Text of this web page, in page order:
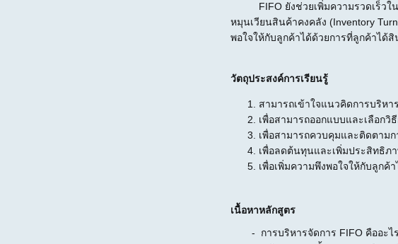
FIFO ยังช่วยเพิ่มความรวดเร็วในกิ
หมุนเวียนสินค้าคงคลัง (Inventory
พอใจให้กับลูกค้าได้ด้วยการที่ลูกค้าได้
วัตถุประสงค์การเรียนรู้
สามารถเข้าใจแนวคิดการบริห
เพื่อสามารถออกแบบและเลือกวิ
เพื่อสามารถควบคุมและติดตาม
เพื่อลดต้นทุนและเพิ่มประสิทธิภ
เพื่อเพิ่มความพึงพอใจให้กับลูกค้
เนื้อหาหลักสูตร
- การบริหารจัดการ FIFO คืออะ